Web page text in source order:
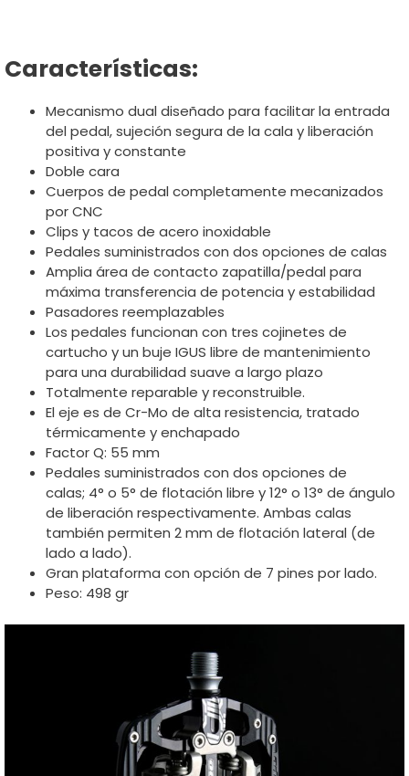
Características:
Mecanismo dual diseñado para facilitar la entrada
del pedal, sujeción segura de la cala y liberación
positiva y constante
Doble cara
Cuerpos de pedal completamente mecanizados
por CNC
Clips y tacos de acero inoxidable
Pedales suministrados con dos opciones de calas
Amplia área de contacto zapatilla/pedal para
máxima transferencia de potencia y estabilidad
Pasadores reemplazables
Los pedales funcionan con tres cojinetes de
cartucho y un buje IGUS libre de mantenimiento
para una durabilidad suave a largo plazo
Totalmente reparable y reconstruible.
El eje es de Cr-Mo de alta resistencia, tratado
térmicamente y enchapado
Factor Q: 55 mm
Pedales suministrados con dos opciones de
calas; 4° o 5° de flotación libre y 12° o 13° de ángulo
de liberación respectivamente. Ambas calas
también permiten 2 mm de flotación lateral (de
lado a lado).
Gran plataforma con opción de 7 pines por lado.
Peso: 498 gr